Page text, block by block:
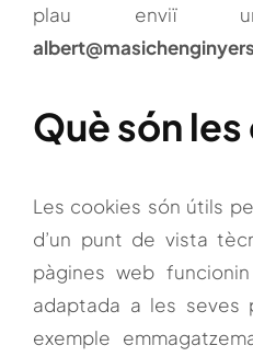
plau enviï
Què són
Les cookies són útils
d’un punt de vista
pàgines web
adaptada a les seves
exemple